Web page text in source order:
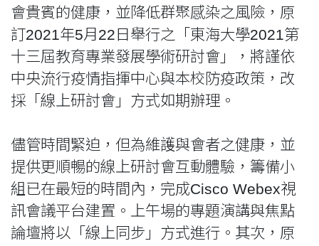
會貴賓的健康，並降低群聚感染之風險，原
訂2021年5月22日舉行之「東海大學2021第
十三屆教育專業發展學術研討會」，將謹依
中央流行疫情指揮中心與本校防疫政策，改
採「線上研討會」方式如期辦理。
儘管時間緊迫，但為維護與會者之健康，並
提供更順暢的線上研討會互動體驗，籌備小
組已在最短的時間內，完成Cisco Webex視
訊會議平台建置。上午場的專題演講與焦點
論壇將以「線上同步」方式進行。其次，原